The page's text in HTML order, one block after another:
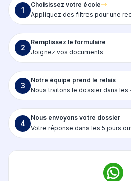
1
Choisissez votre école
Appliquez des filtres pour une
2
Remplissez le formulaire
Joignez vos documents
3
Notre équipe prend le relais
Nous traitons le dossier dans les
4
Nous envoyons votre dossier
Votre réponse dans les 5 jours